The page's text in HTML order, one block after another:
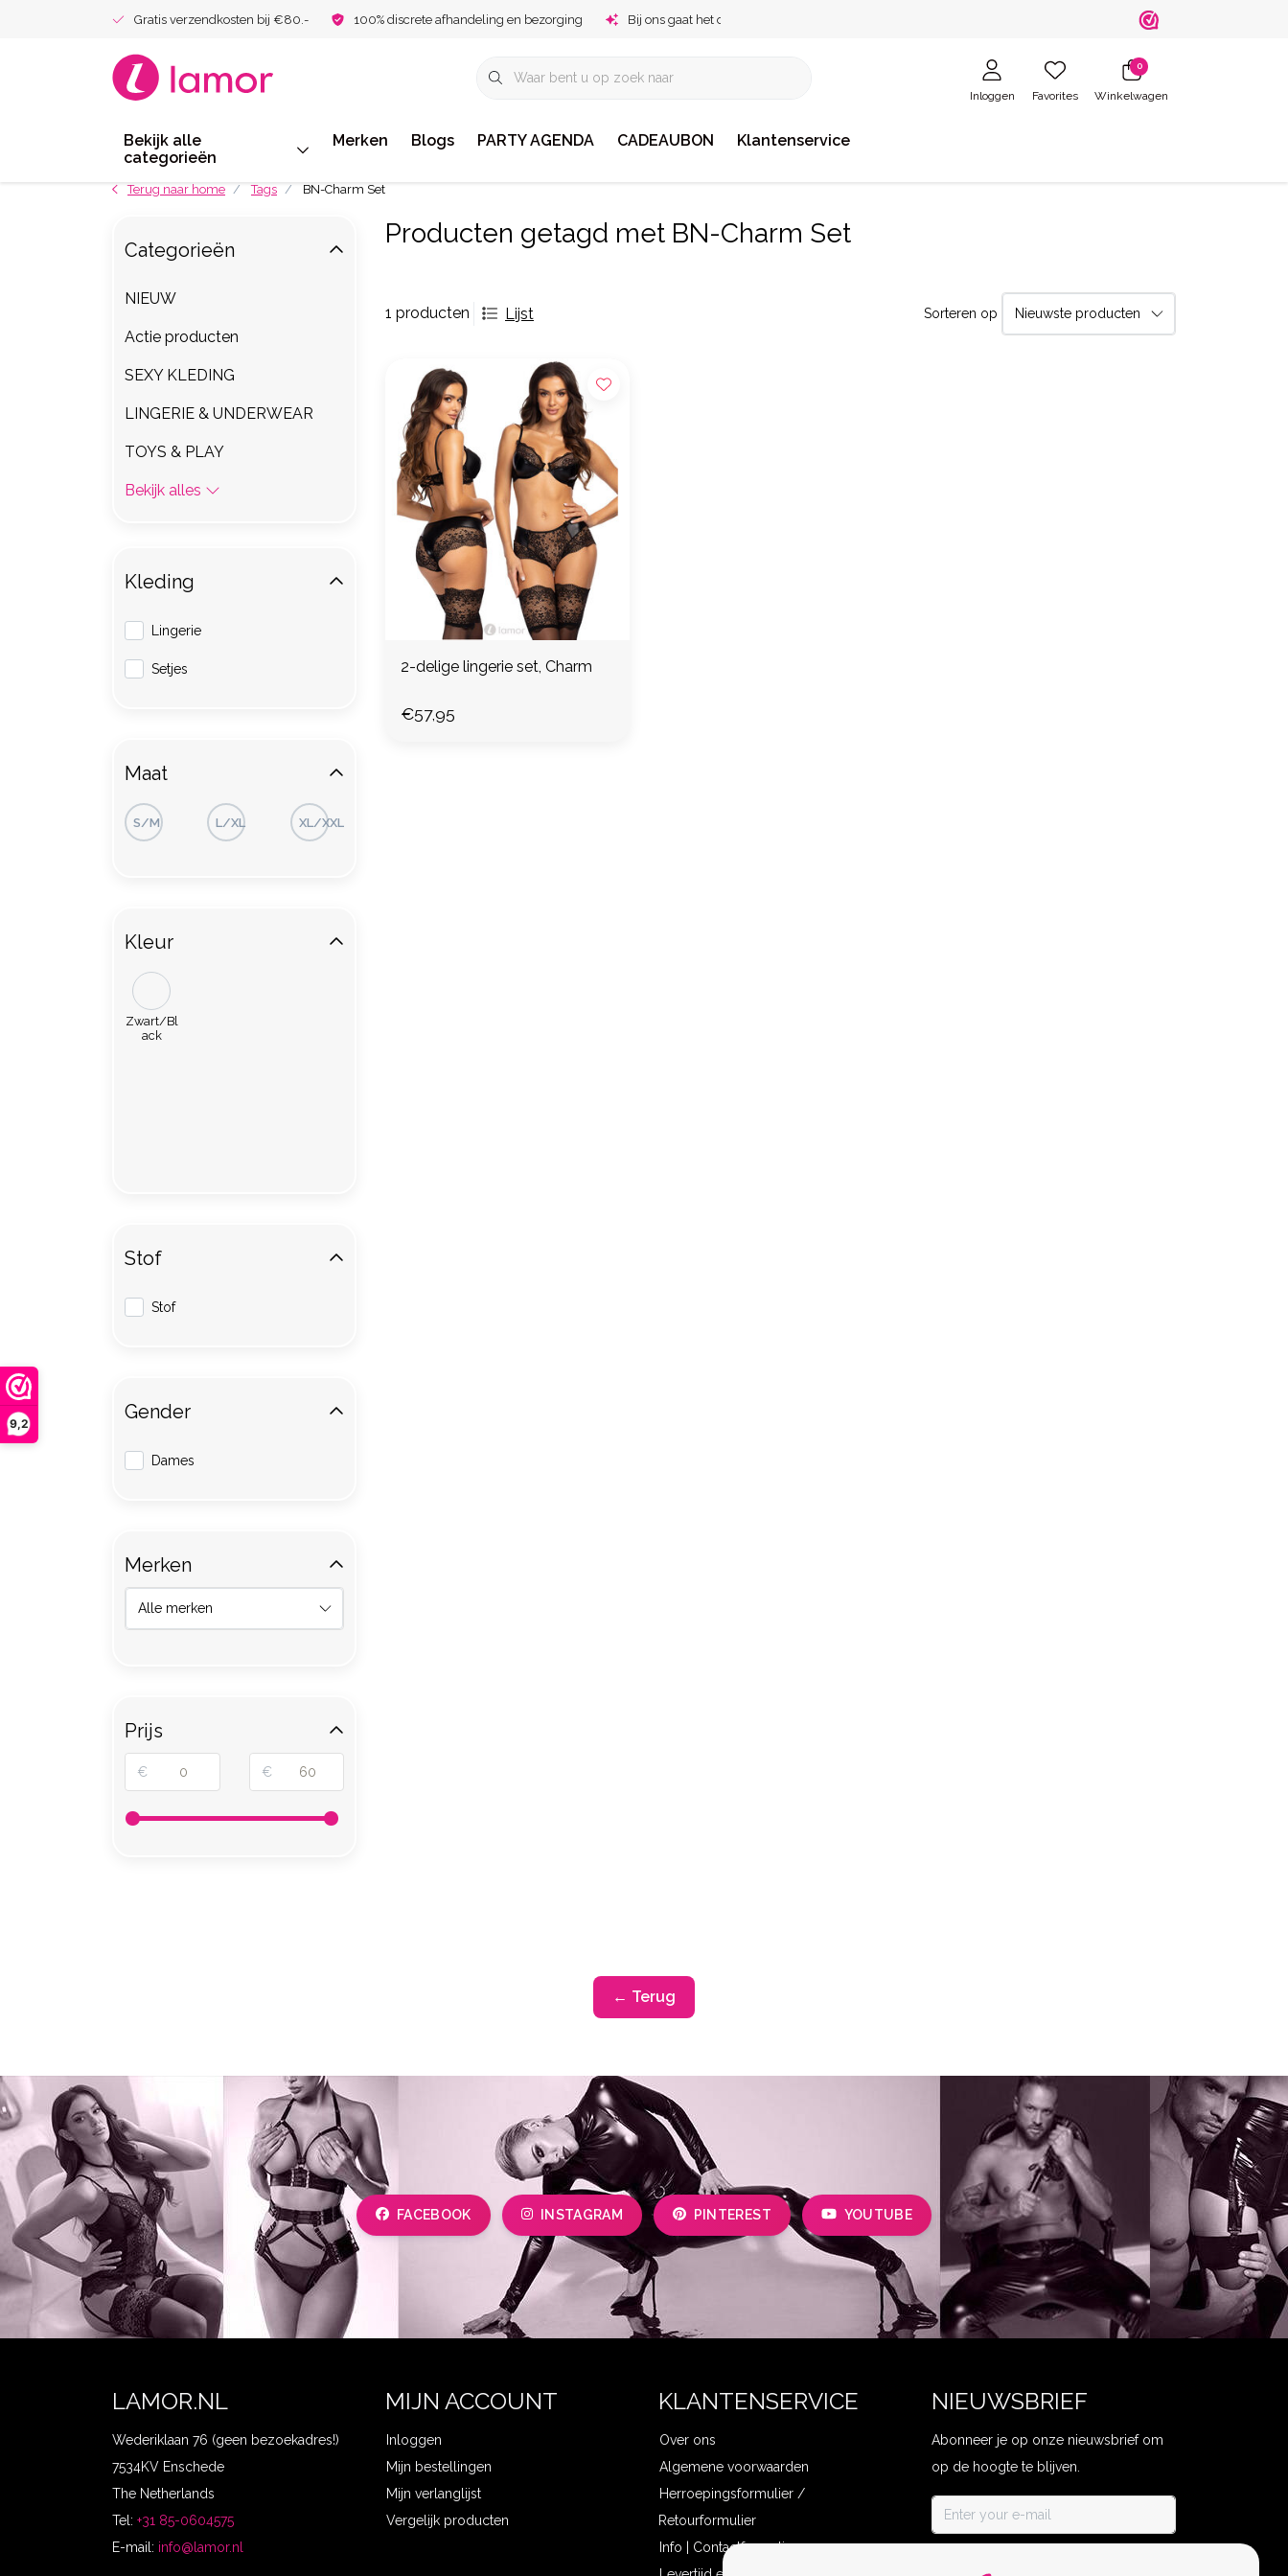
9,2
Gratis verzendkosten bij €80.- 100% discrete afhandeling en bezorging Bij ons gaat het om jou!
Inloggen Favorites
0
Winkelwagen
Bekijk alle
categorieën
Merken Blogs PARTY AGENDA CADEAUBON Klantenservice
Terug naar home Tags BN-Charm Set
Producten getagd met BN-Charm Set
1 producten Lijst Sorteren op
2-delige lingerie set, Charm
€57,95
Categorieën
NIEUW
Actie producten
SEXY KLEDING
LINGERIE & UNDERWEAR
TOYS & PLAY
Bekijk alles
Kleding
Lingerie
Setjes
Maat
S/M L/XL XL/XXL
Kleur
Zwart/Bl
ack
Stof
Stof
Gender
Dames
Merken
Prijs
€ €
← Terug
FACEBOOK INSTAGRAM PINTEREST YOUTUBE
LAMOR.NL
Wederiklaan 76 (geen bezoekadres!)
7534KV Enschede
The Netherlands
Tel: +31 85-0604575
E-mail: info@lamor.nl
MIJN ACCOUNT
Inloggen
Mijn bestellingen
Mijn verlanglijst
Vergelijk producten
KLANTENSERVICE
Over ons
Algemene voorwaarden
Herroepingsformulier /
Retourformulier
Info | Contactformulier
NIEUWSBRIEF
Abonneer je op onze nieuwsbrief om
op de hoogte te blijven.